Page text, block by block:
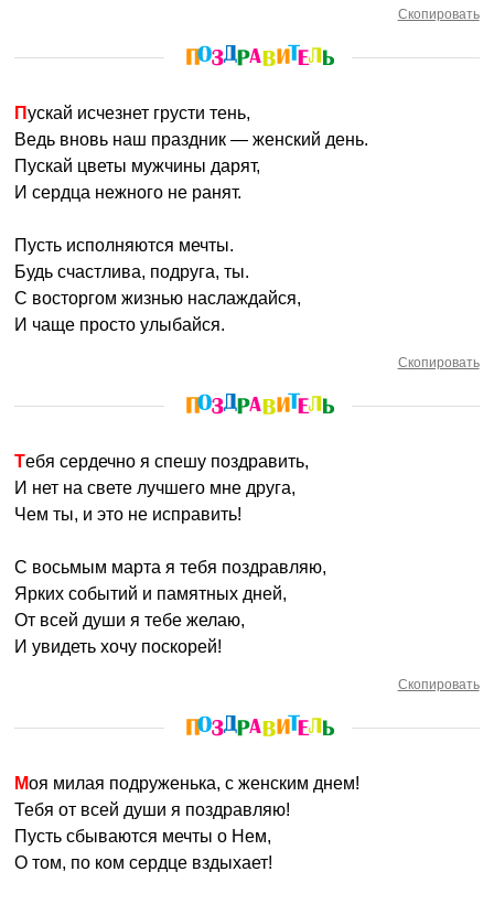
Скопировать
Пускай исчезнет грусти тень,
Ведь вновь наш праздник — женский день.
Пускай цветы мужчины дарят,
И сердца нежного не ранят.
Пусть исполняются мечты.
Будь счастлива, подруга, ты.
С восторгом жизнью наслаждайся,
И чаще просто улыбайся.
Скопировать
Тебя сердечно я спешу поздравить,
И нет на свете лучшего мне друга,
Чем ты, и это не исправить!
С восьмым марта я тебя поздравляю,
Ярких событий и памятных дней,
От всей души я тебе желаю,
И увидеть хочу поскорей!
Скопировать
Моя милая подруженька, с женским днем!
Тебя от всей души я поздравляю!
Пусть сбываются мечты о Нем,
О том, по ком сердце вздыхает!